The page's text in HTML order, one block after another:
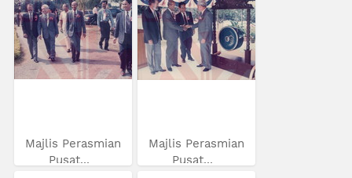
Majlis Perasmian
Pusat...
Majlis Perasmian
Pusat...